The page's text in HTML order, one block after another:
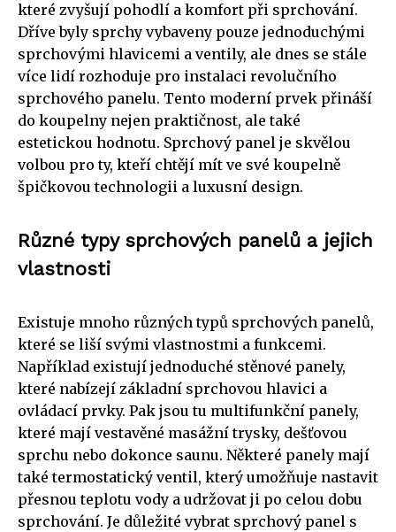
které zvyšují pohodlí a komfort při sprchování.
Dříve byly sprchy vybaveny pouze jednoduchými
sprchovými hlavicemi a ventily, ale dnes se stále
více lidí rozhoduje pro instalaci revolučního
sprchového panelu. Tento moderní prvek přináší
do koupelny nejen praktičnost, ale také
estetickou hodnotu. Sprchový panel je skvělou
volbou pro ty, kteří chtějí mít ve své koupelně
špičkovou technologii a luxusní design.
Různé typy sprchových panelů a jejich
vlastnosti
Existuje mnoho různých typů sprchových panelů,
které se liší svými vlastnostmi a funkcemi.
Například existují jednoduché stěnové panely,
které nabízejí základní sprchovou hlavici a
ovládací prvky. Pak jsou tu multifunkční panely,
které mají vestavěné masážní trysky, dešťovou
sprchu nebo dokonce saunu. Některé panely mají
také termostatický ventil, který umožňuje nastavit
přesnou teplotu vody a udržovat ji po celou dobu
sprchování. Je důležité vybrat sprchový panel s